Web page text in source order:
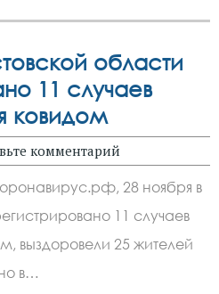
области
11 случаев
ковидом
комментарий
28 ноября в
11 случаев
выздоровели 25 жителей
в…